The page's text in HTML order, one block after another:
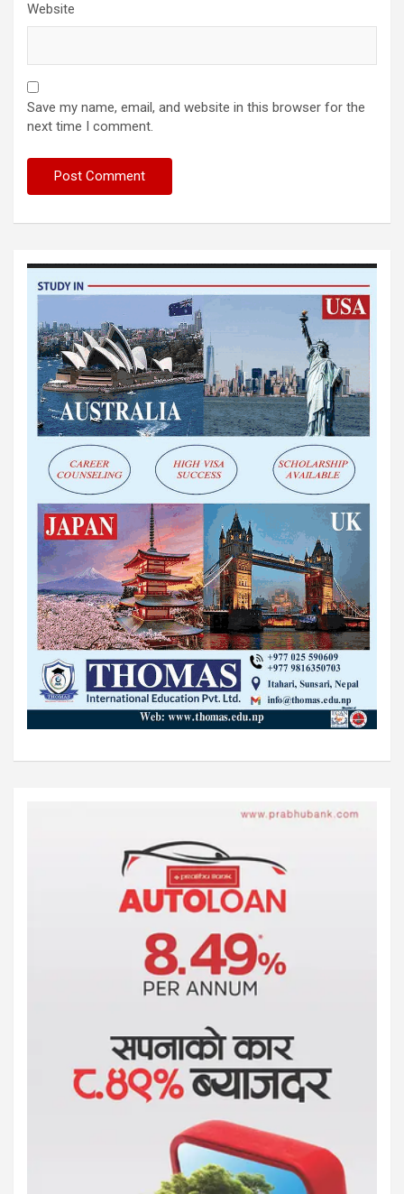
Website
Save my name, email, and website in this browser for the
next time I comment.